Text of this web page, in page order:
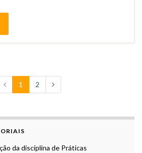
1 2
da disciplina de Práticas